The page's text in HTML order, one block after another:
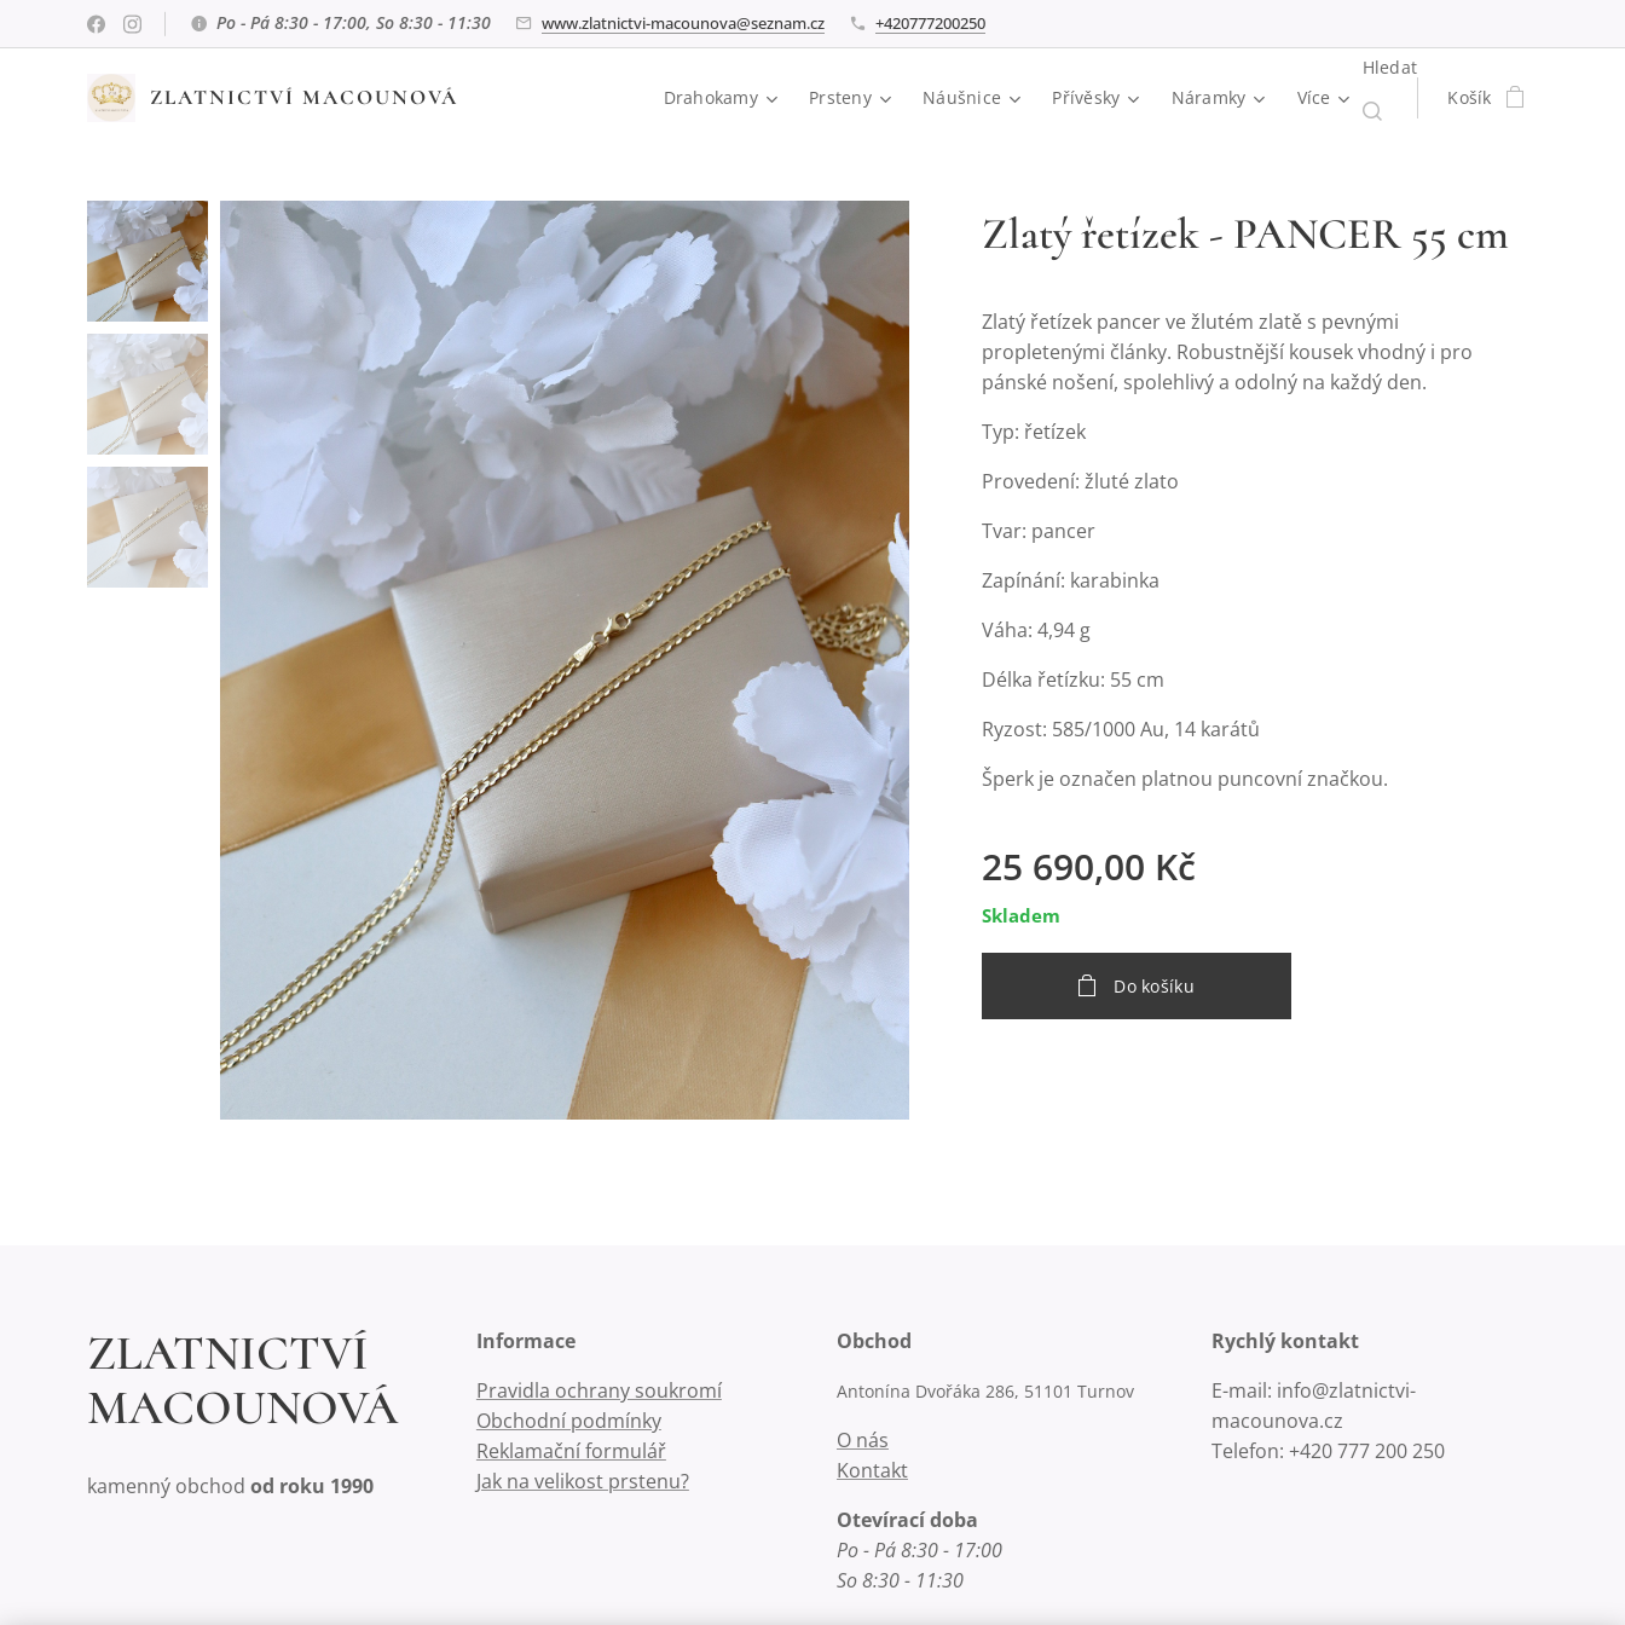
Po - Pá 8:30 - 17:00, So 8:30 - 11:30 www.zlatnictvi-macounova@seznam.cz +420777200250
ZLATNICTVÍ MACOUNOVÁ Drahokamy Prsteny Náušnice Přívěsky Náramky Více
Hledat
Košík
Zlatý řetízek - PANCER 55 cm
Zlatý řetízek pancer ve žlutém zlatě s pevnými
propletenými články. Robustnější kousek vhodný i pro
pánské nošení, spolehlivý a odolný na každý den.
Typ: řetízek
Provedení: žluté zlato
Tvar: pancer
Zapínání: karabinka
Váha: 4,94 g
Délka řetízku: 55 cm
Ryzost: 585/1000 Au, 14 karátů
Šperk je označen platnou puncovní značkou.
25 690,00 Kč
Skladem
Do košíku
ZLATNICTVÍ
MACOUNOVÁ
kamenný obchod od roku 1990
Informace
Pravidla ochrany soukromí
Obchodní podmínky
Reklamační formulář
Jak na velikost prstenu?
Obchod
Antonína Dvořáka 286, 51101 Turnov
O nás
Kontakt
Otevírací doba
Po - Pá 8:30 - 17:00
So 8:30 - 11:30
Rychlý kontakt
E-mail: info@zlatnictvi-
macounova.cz
Telefon: +420 777 200 250